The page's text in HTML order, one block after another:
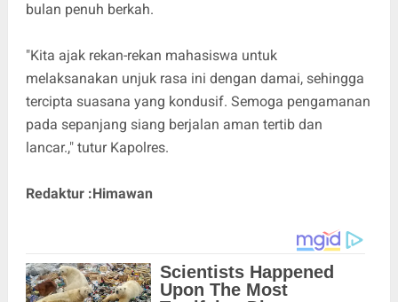
bulan penuh berkah.
"Kita ajak rekan-rekan mahasiswa untuk
melaksanakan unjuk rasa ini dengan damai, sehingga
tercipta suasana yang kondusif. Semoga pengamanan
pada sepanjang siang berjalan aman tertib dan
lancar.," tutur Kapolres.
Redaktur :Himawan